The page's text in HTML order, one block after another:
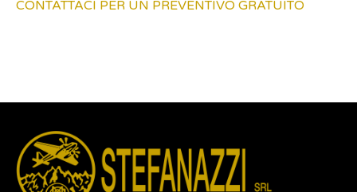
CONTATTACI PER UN PREVENTIVO GRATUITO